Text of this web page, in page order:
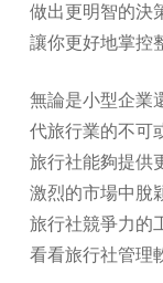
做出更明智的決
讓你更好地掌控
無論是小型企業
代旅行業的不可
旅行社能夠提供
激烈的市場中脫
旅行社競爭力的
看看旅行社管理